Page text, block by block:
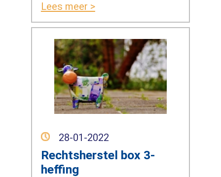
Lees meer >
28-01-2022
Rechtsherstel box 3-
heffing